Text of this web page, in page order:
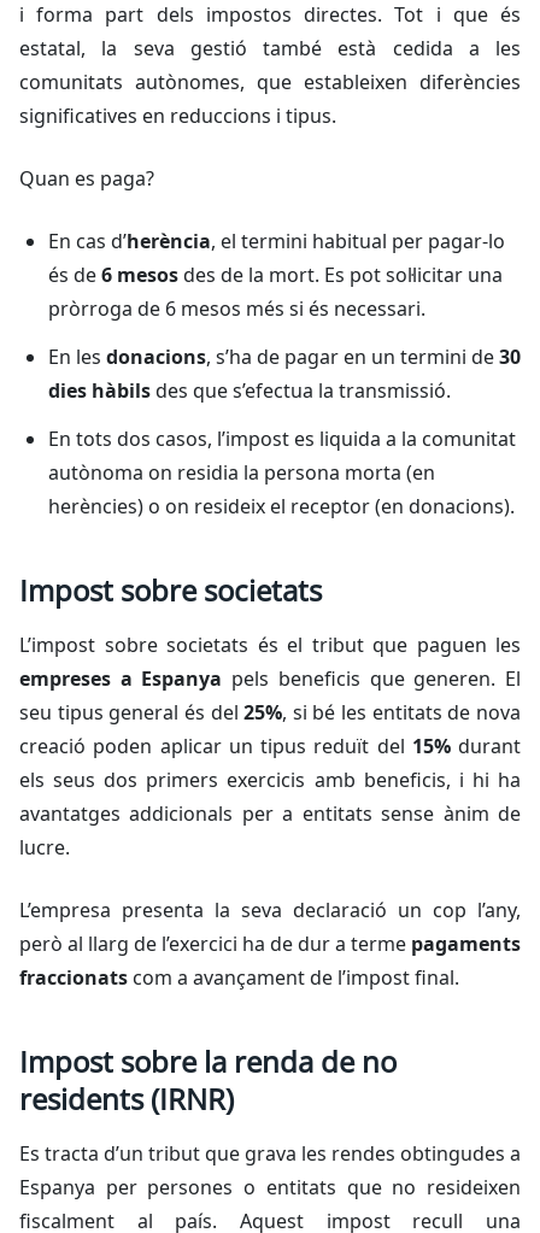
i forma part dels impostos directes. Tot i que és
estatal, la seva gestió també està cedida a les
comunitats autònomes, que estableixen diferències
significatives en reduccions i tipus.
Quan es paga?
En cas d’herència, el termini habitual per pagar-lo
és de6 mesosdes de la mort. Es pot sol·licitar una
pròrroga de 6 mesos més si és necessari.
En les donacions, s’ha de pagar en un termini de30
dies hàbilsdes que s’efectua la transmissió.
En tots dos casos, l’impost es liquida a la comunitat
autònoma on residia la persona morta (en
herències) o on resideix el receptor (en donacions).
Impost sobre societats
L’impost sobre societats és el tribut que paguen les
empreses a Espanya pels beneficis que generen. El
seu tipus general és del25%, si bé les entitats de nova
creació poden aplicar un tipus reduït del 15%durant
els seus dos primers exercicis amb beneficis, i hi ha
avantatges addicionals per a entitats sense ànim de
lucre.
L’empresa presenta la seva declaració un cop l’any,
però al llarg de l’exercici ha de dur a terme pagaments
fraccionats com a avançament de l’impost final.
Impost sobre la renda de no
residents (IRNR)
Es tracta d’un tribut que grava les rendes obtingudes a
Espanya per persones o entitats que no resideixen
fiscalment al país. Aquest impost recull una